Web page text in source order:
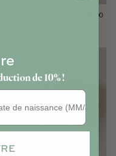
Prix normal
$60.00
de 10% !